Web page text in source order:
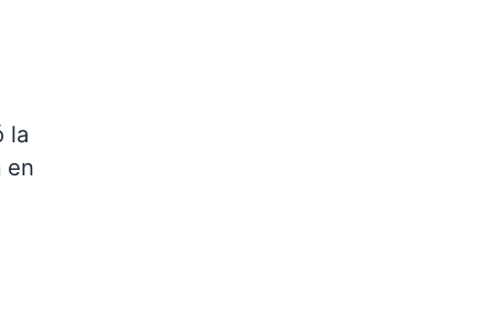
la
en